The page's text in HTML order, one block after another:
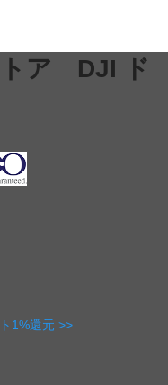
トア DJI ド
1%還元 >>